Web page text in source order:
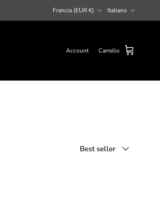
Francia (EUR €) Italiano
Account Carrello
Ordina per
Best seller